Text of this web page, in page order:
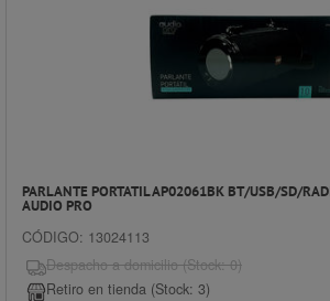
PARLANTE PORTATIL AP02061BK BT/USB/SD/
AUDIO PRO
CÓDIGO: 13024113
Despacho a domicilio (Stock: 0)
Retiro en tienda (Stock: 3)